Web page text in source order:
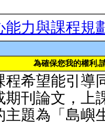
能力與課程規
為確保您我的權利,
程希望能引導
期刊論文，上
主題為「島嶼